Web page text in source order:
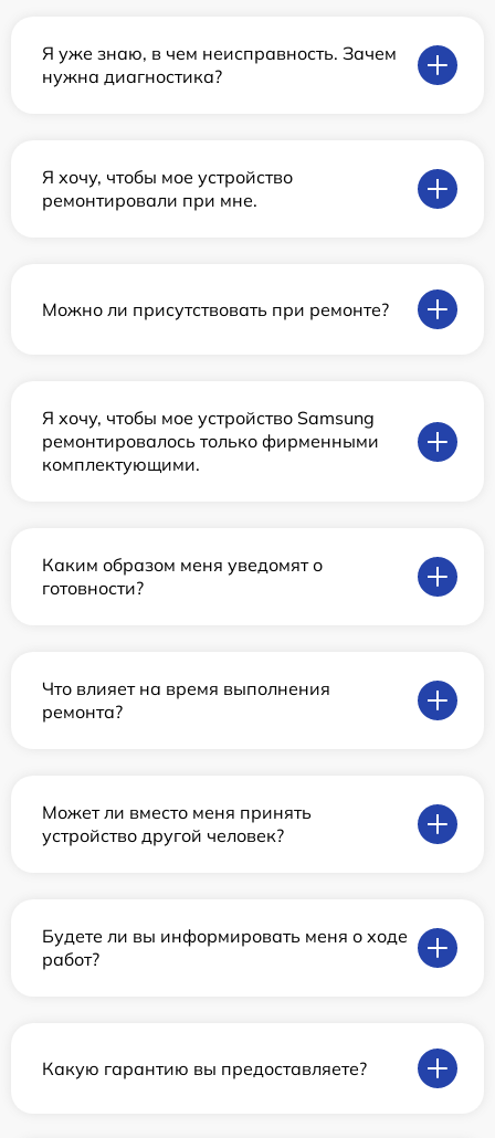
Я уже знаю, в чем неисправность. Зачем
нужна диагностика?
Я хочу, чтобы мое устройство
ремонтировали при мне.
Можно ли присутствовать при ремонте?
Я хочу, чтобы мое устройство Samsung
ремонтировалось только фирменными
комплектующими.
Каким образом меня уведомят о
готовности?
Что влияет на время выполнения
ремонта?
Может ли вместо меня принять
устройство другой человек?
Будете ли вы информировать меня о ходе
работ?
Какую гарантию вы предоставляете?